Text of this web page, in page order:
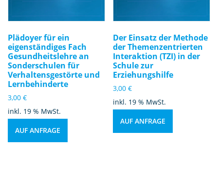
Plädoyer für ein
eigenständiges Fach
Gesundheitslehre an
Sonderschulen für
Verhaltensgestörte und
Lernbehinderte
3,00 €
inkl. 19 % MwSt.
AUF ANFRAGE
Der Einsatz der Methode
der Themenzentrierten
Interaktion (TZI) in der
Schule zur
Erziehungshilfe
3,00€
inkl. 19 % MwSt.
AUF ANFRAGE